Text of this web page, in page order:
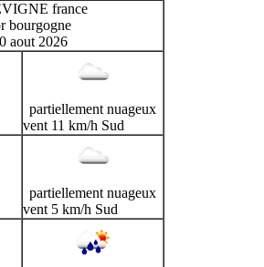
france
bourgogne
aout 2026
partiellement nuageux
vent 11 km/h Sud
partiellement nuageux
vent 5 km/h Sud